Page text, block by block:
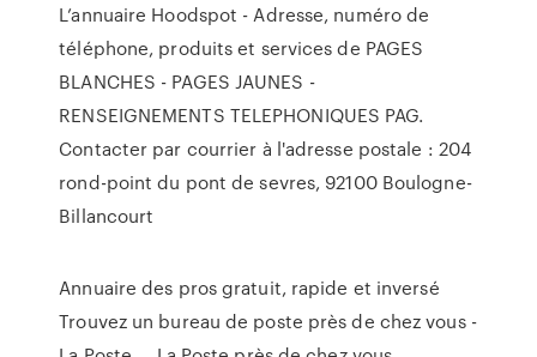
L’annuaire Hoodspot - Adresse, numéro de
téléphone, produits et services de PAGES
BLANCHES - PAGES JAUNES -
RENSEIGNEMENTS TELEPHONIQUES PAG.
Contacter par courrier à l'adresse postale : 204
rond-point du pont de sevres, 92100 Boulogne-
Billancourt
Annuaire des pros gratuit, rapide et inversé
Trouvez un bureau de poste près de chez vous -